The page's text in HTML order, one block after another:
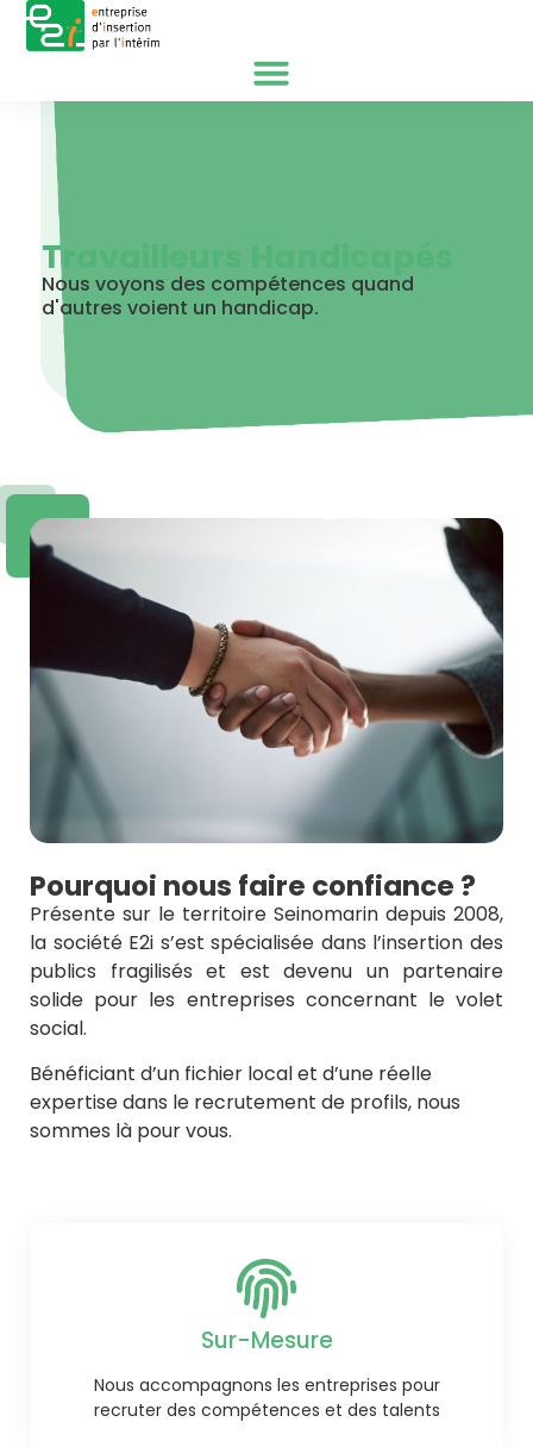
Travailleurs Handicapés
Nous voyons des compétences quand
d'autres voient un handicap.
Pourquoi nous faire confiance ?
Présente sur le territoire Seinomarin depuis 2008,
la société E2i s’est spécialisée dans l’insertion des
publics fragilisés et est devenu un partenaire
solide pour les entreprises concernant le volet
social.
Bénéficiant d’un fichier local et d’une réelle
expertise dans le recrutement de profils, nous
sommes là pour vous.
Sur-Mesure
Nous accompagnons les entreprises pour
recruter des compétences et des talents